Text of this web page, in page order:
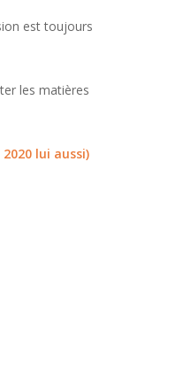
est toujours
les matières
lui aussi)